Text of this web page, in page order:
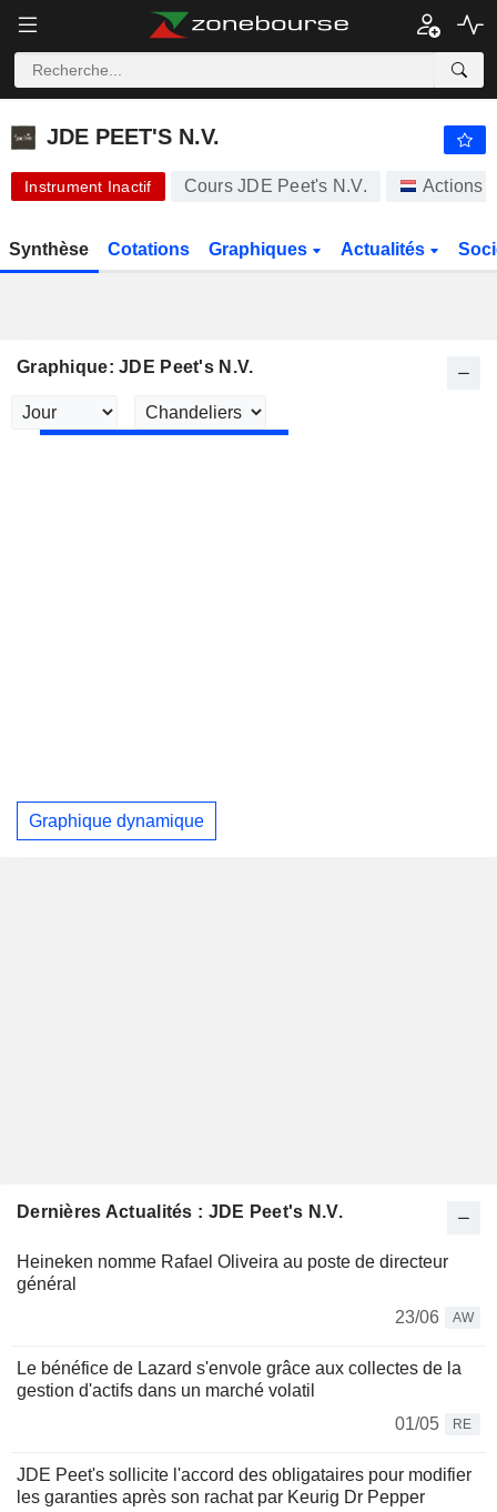
JDE PEET'S N.V. 31,84 € -
JDE PEET'S N.V.
Instrument Inactif Cours JDE Peet's N.V. Actions
Synthèse Cotations Graphiques Actualités
Graphique: JDE Peet's N.V.
Graphique dynamique
Dernières Actualités : JDE Peet's N.V.
Heineken nomme Rafael Oliveira au poste de directeur
général
23/06
AW
Le bénéfice de Lazard s'envole grâce aux collectes de la
gestion d'actifs dans un marché volatil
01/05
RE
JDE Peet's sollicite l'accord des obligataires pour modifier
les garanties après son rachat par Keurig Dr Pepper